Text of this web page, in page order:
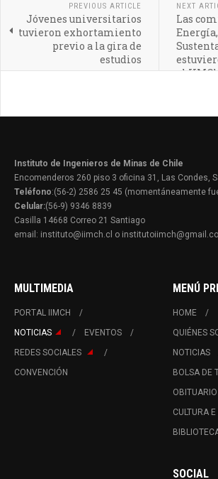
PREVIOUS ARTICLE
Jóvenes universitarios
tuvieron exhortamiento
previo a la gira de
estudios
NEXT
Las
Energía,
el
Instituto de Ingenieros de Minas de Chile
Encomenderos 260 piso 3 oficina 31, Las Condes,
Teléfono:(56-2) 2586 25 45 (momentáneamente
Celular:(56-9) 9346 8839
Casilla 14668 Correo 21 Santiago
email: instituto@iimch.cl o
MULTIMEDIA
PORTAL IIMCH
NOTICIAS
EVENTOS
REDES SOCIALES
CONVENCIÓN
MENÚ
HOME
QUIÉNES
NOTICIAS
BOLSA DE
OBITUARIO
CULTURA
SOCIAL